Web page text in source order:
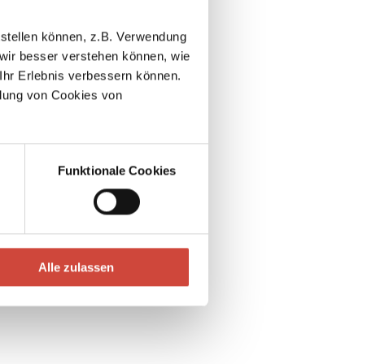
können, z.B. Verwendung
besser verstehen können, wie
Erlebnis verbessern können.
von Cookies von
Funktionale Cookies
Alle zulassen
Sasha Filipenko